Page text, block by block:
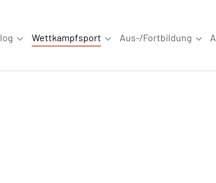
for "News"
Submenu for "Blog"
Wettkampfsport
Submenu for
Aus-/Fortbildung